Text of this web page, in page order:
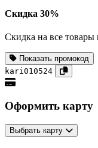
Скидка 30%
Скидка на все товары
Показать промокод
kari010524
Оформить карту
Выбрать карту